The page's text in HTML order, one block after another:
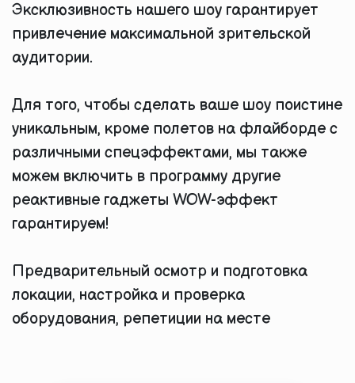
Эксклюзивность нашего шоу гарантирует
привлечение максимальной зрительской
аудитории.
Для того, чтобы сделать ваше шоу поистине
уникальным, кроме полетов на флайборде с
различными спецэффектами, мы также
можем включить в программу другие
реактивные гаджеты WOW-эффект
гарантируем!
Предварительный осмотр и подготовка
локации, настройка и проверка
оборудования, репетиции на месте